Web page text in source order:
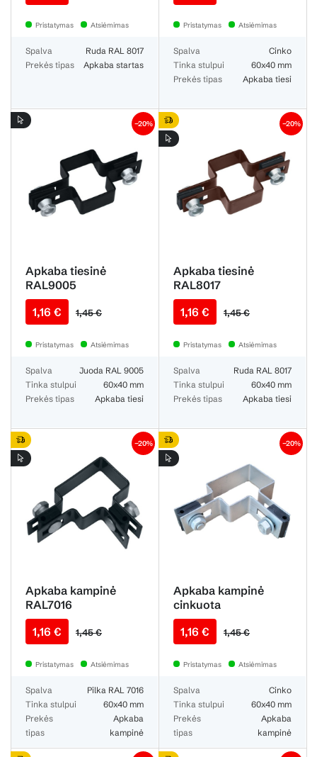
Pristatymas Atsiėmimas
Spalva
Ruda RAL 8017
Prekės tipas
Apkaba startas
Pristatymas Atsiėmimas
Spalva
Cinko
Tinka stulpui
60x40 mm
Prekės tipas
Apkaba tiesi
Apkaba tiesinė
RAL9005
1,16 €
1,45 €
Pristatymas Atsiėmimas
Spalva
Juoda RAL 9005
Tinka stulpui
60x40 mm
Prekės tipas
Apkaba tiesi
−20%
Apkaba tiesinė
RAL8017
1,16 €
1,45 €
Pristatymas Atsiėmimas
Spalva
Ruda RAL 8017
Tinka stulpui
60x40 mm
Prekės tipas
Apkaba tiesi
−20%
Apkaba kampinė
RAL7016
1,16 €
1,45 €
Pristatymas Atsiėmimas
Spalva
Pilka RAL 7016
Tinka stulpui
60x40 mm
Prekės
tipas
Apkaba
kampinė
−20%
Apkaba kampinė
cinkuota
1,16 €
1,45 €
Pristatymas Atsiėmimas
Spalva
Cinko
Tinka stulpui
60x40 mm
Prekės
tipas
Apkaba
kampinė
−20%